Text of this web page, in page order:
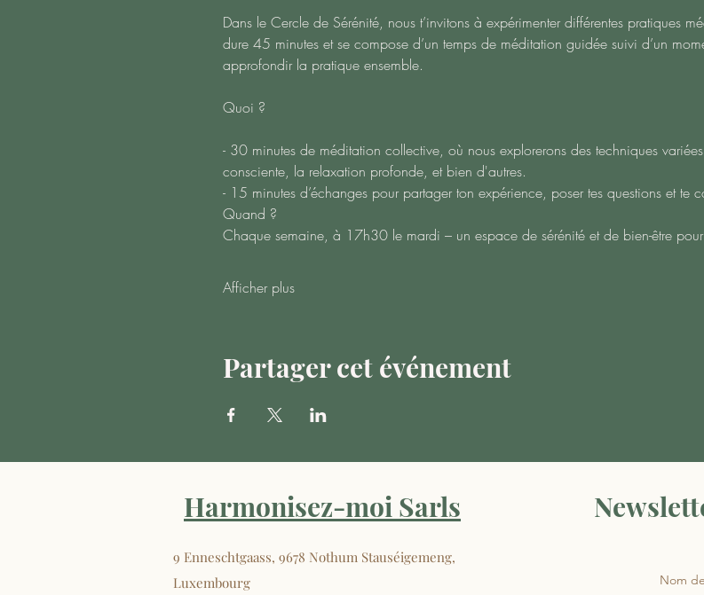
Dans le Cercle de Sérénité, nous t’invitons à expérimenter différentes pratiques
dure 45 minutes et se compose d’un temps de méditation guidée suivi d’un
approfondir la pratique ensemble.
Quoi ?
- 30 minutes de méditation collective, où nous explorerons des techniques
consciente, la relaxation profonde, et bien d'autres.
- 15 minutes d’échanges pour partager ton expérience, poser tes questions et te
Quand ?
Chaque semaine, à 17h30 le mardi – un espace de sérénité et de bien-être
Afficher plus
Partager cet événement
Harmonisez-moi Sarls
9 Enneschtgaass, 9678 Nothum Stauséigemeng,
Luxembourg
Nom